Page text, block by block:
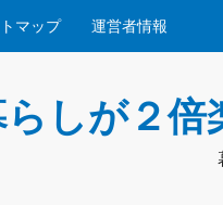
マップ 運営者情報
しが２